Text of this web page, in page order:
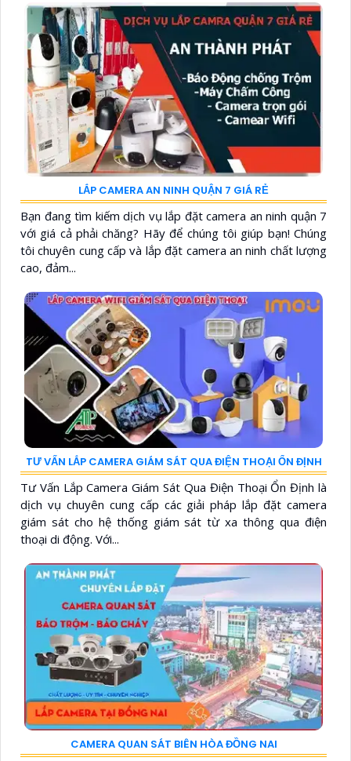
LẮP CAMERA AN NINH QUẬN 7 GIÁ RẺ
Bạn đang tìm kiếm dịch vụ lắp đặt camera an ninh quận 7
với giá cả phải chăng? Hãy để chúng tôi giúp bạn! Chúng
tôi chuyên cung cấp và lắp đặt camera an ninh chất lượng
cao, đảm...
TƯ VẤN LẮP CAMERA GIÁM SÁT QUA ĐIỆN THOẠI ỔN ĐỊNH
Tư Vấn Lắp Camera Giám Sát Qua Điện Thoại Ổn Định là
dịch vụ chuyên cung cấp các giải pháp lắp đặt camera
giám sát cho hệ thống giám sát từ xa thông qua điện
thoại di động. Với...
CAMERA QUAN SÁT BIÊN HÒA ĐỒNG NAI